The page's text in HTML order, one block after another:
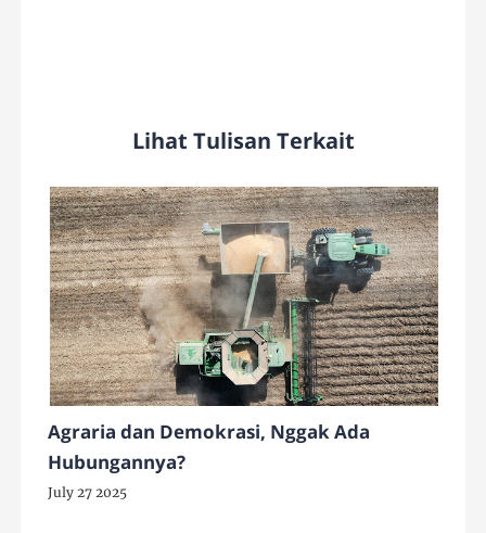
Lihat Tulisan Terkait
Agraria dan Demokrasi, Nggak Ada
Hubungannya?
July 27 2025